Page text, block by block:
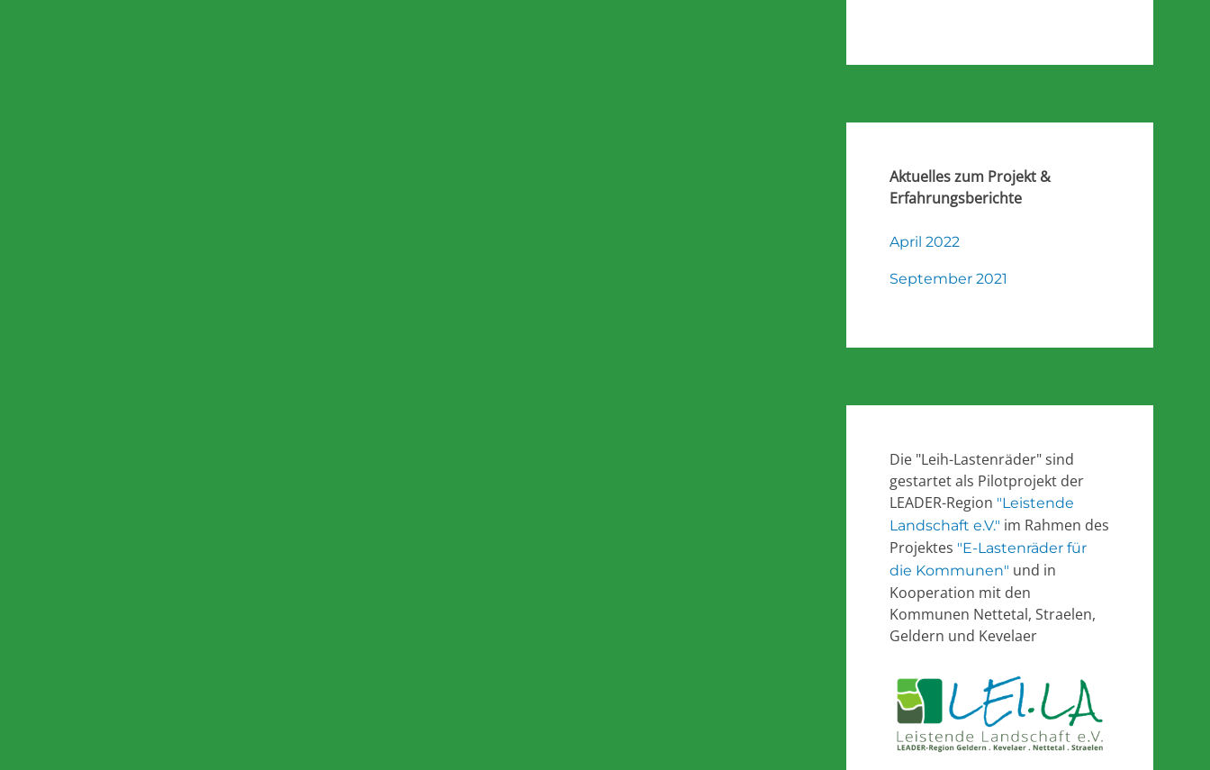
Aktuelles zum Projekt &
Erfahrungsberichte
April 2022
September 2021
Die "Leih-Lastenräder" sind
gestartet als Pilotprojekt der
LEADER-Region "Leistende
Landschaft e.V." im Rahmen des
Projektes "E-Lastenräder für
die Kommunen" und in
Kooperation mit den
Kommunen Nettetal, Straelen,
Geldern und Kevelaer